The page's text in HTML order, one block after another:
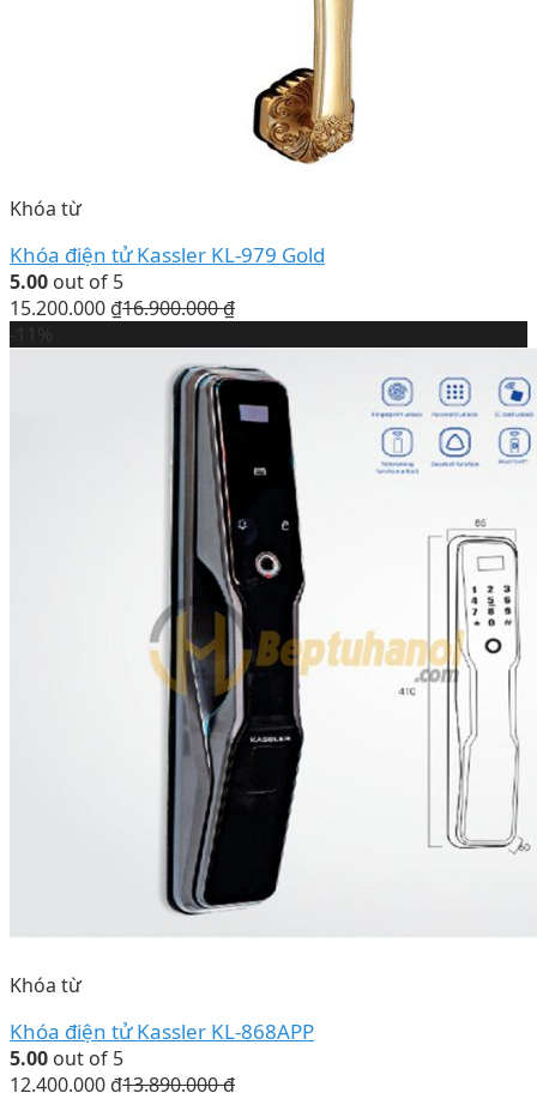
Khóa từ
Khóa điện tử Kassler KL-979 Gold
5.00 out of 5
15.200.000 ₫16.900.000₫
Khóa từ
Khóa điện tử Kassler KL-868APP
5.00 out of 5
12.400.000 ₫13.890.000₫